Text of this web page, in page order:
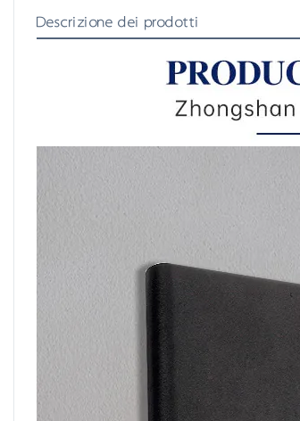
Descrizione dei prodotti